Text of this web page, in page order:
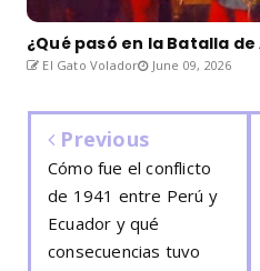
¿Qué pasó en la Batalla de
El Gato Volador June 09, 2026
Previous
Cómo fue el conflicto
de 1941 entre Perú y
Ecuador y qué
consecuencias tuvo